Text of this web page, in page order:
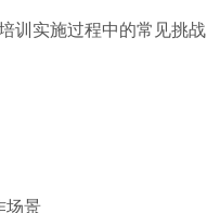
训实施过程中的常见挑战
场景